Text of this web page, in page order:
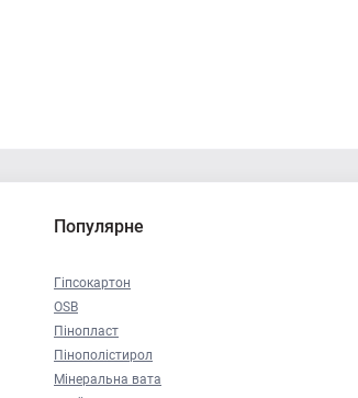
Популярне
Гіпсокартон
OSB
Пінопласт
Пінополістирол
Мінеральна вата